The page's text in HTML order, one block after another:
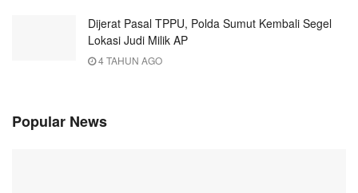
Dijerat Pasal TPPU, Polda Sumut Kembali Segel
Lokasi Judi Milik AP
4 TAHUN AGO
Popular News